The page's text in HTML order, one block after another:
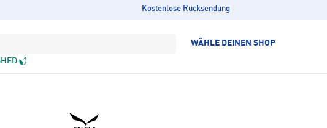
Kostenlose Rücksendung
WÄHLE DEINEN SHOP